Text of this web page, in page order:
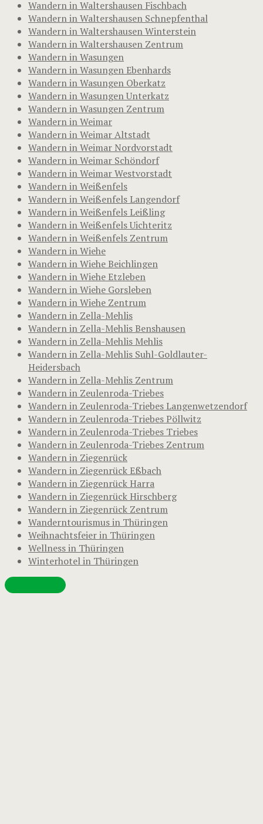
Wandern in Waltershausen Fischbach
Wandern in Waltershausen Schnepfenthal
Wandern in Waltershausen Winterstein
Wandern in Waltershausen Zentrum
Wandern in Wasungen
Wandern in Wasungen Ebenhards
Wandern in Wasungen Oberkatz
Wandern in Wasungen Unterkatz
Wandern in Wasungen Zentrum
Wandern in Weimar
Wandern in Weimar Altstadt
Wandern in Weimar Nordvorstadt
Wandern in Weimar Schöndorf
Wandern in Weimar Westvorstadt
Wandern in Weißenfels
Wandern in Weißenfels Langendorf
Wandern in Weißenfels Leißling
Wandern in Weißenfels Uichteritz
Wandern in Weißenfels Zentrum
Wandern in Wiehe
Wandern in Wiehe Beichlingen
Wandern in Wiehe Etzleben
Wandern in Wiehe Gorsleben
Wandern in Wiehe Zentrum
Wandern in Zella-Mehlis
Wandern in Zella-Mehlis Benshausen
Wandern in Zella-Mehlis Mehlis
Wandern in Zella-Mehlis Suhl-Goldlauter-
Heidersbach
Wandern in Zella-Mehlis Zentrum
Wandern in Zeulenroda-Triebes
Wandern in Zeulenroda-Triebes Langenwetzendorf
Wandern in Zeulenroda-Triebes Pöllwitz
Wandern in Zeulenroda-Triebes Triebes
Wandern in Zeulenroda-Triebes Zentrum
Wandern in Ziegenrück
Wandern in Ziegenrück Eßbach
Wandern in Ziegenrück Harra
Wandern in Ziegenrück Hirschberg
Wandern in Ziegenrück Zentrum
Wanderntourismus in Thüringen
Weihnachtsfeier in Thüringen
Wellness in Thüringen
Winterhotel in Thüringen